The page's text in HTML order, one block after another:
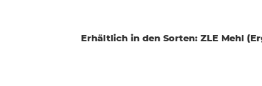
Erhältlich in den Sorten: ZLE Mehl